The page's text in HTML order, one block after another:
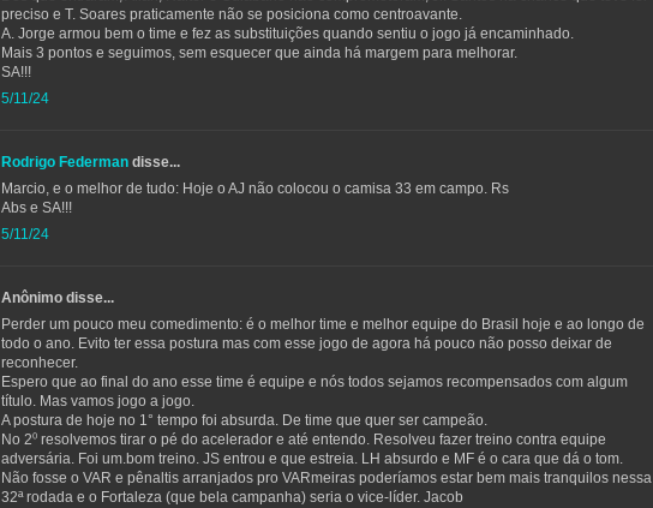
preciso e T. Soares praticamente não se posiciona como centroavante.
A. Jorge armou bem o time e fez as substituições quando sentiu o jogo já encaminhado.
Mais 3 pontos e seguimos, sem esquecer que ainda há margem para melhorar.
SA!!!
5/11/24
Rodrigo Federman disse...
Marcio, e o melhor de tudo: Hoje o AJ não colocou o camisa 33 em campo. Rs
Abs e SA!!!
5/11/24
Anônimo disse...
Perder um pouco meu comedimento: é o melhor time e melhor equipe do Brasil hoje e ao longo de
todo o ano. Evito ter essa postura mas com esse jogo de agora há pouco não posso deixar de
reconhecer.
Espero que ao final do ano esse time é equipe e nós todos sejamos recompensados com algum
título. Mas vamos jogo a jogo.
A postura de hoje no 1° tempo foi absurda. De time que quer ser campeão.
No 2⁰ resolvemos tirar o pé do acelerador e até entendo. Resolveu fazer treino contra equipe
adversária. Foi um.bom treino. JS entrou e que estreia. LH absurdo e MF é o cara que dá o tom.
Não fosse o VAR e pênaltis arranjados pro VARmeiras poderíamos estar bem mais tranquilos nessa
32ª rodada e o Fortaleza (que bela campanha) seria o vice-líder. Jacob